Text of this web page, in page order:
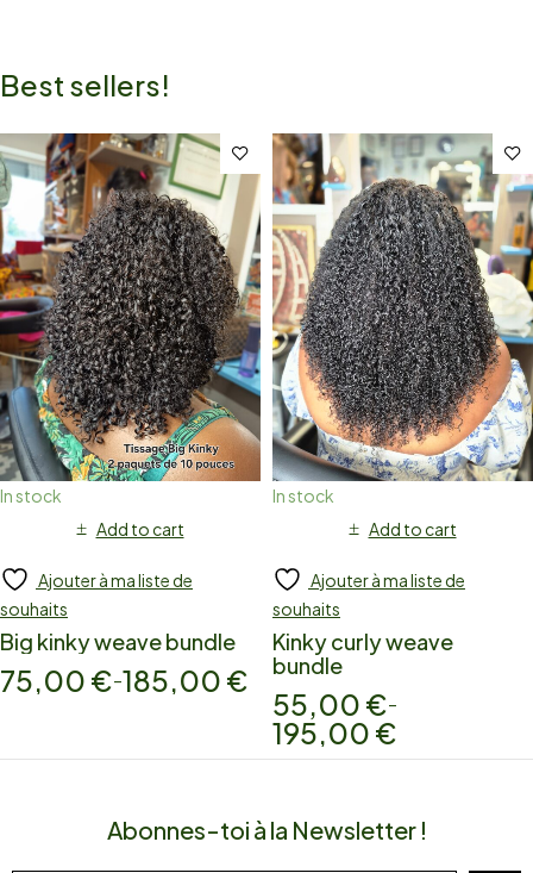
Best sellers!
In stock
Add to cart
Ajouter à ma liste de
souhaits
Big kinky weave bundle
75,00 €–185,00 €
In stock
Add to cart
Ajouter à ma liste de
souhaits
Kinky curly weave
bundle
55,00 €–
195,00 €
Abonnes-toi à la Newsletter !